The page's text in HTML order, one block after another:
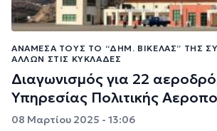
ΑΝΆΜΕΣΆ ΤΟΥΣ ΤΟ “ΔΗΜ. ΒΙΚΈΛΑΣ” ΤΗΣ
ΆΛΛΩΝ ΣΤΙΣ ΚΥΚΛΆΔΕΣ
Διαγωνισμός για 22
Υπηρεσίας Πολιτικής
08 Μαρτίου 2025 - 13:06